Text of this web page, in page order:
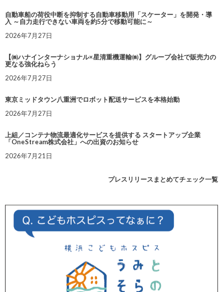
自動車船の荷役中断を抑制する自動車移動用「スケーター」を開発・導
入 ～自力走行できない車両を約5分で移動可能に～
2026年7月27日
【㈱ハナインターナショナル×星清重機運輸㈱】グループ会社で販売力の
更なる強化ねらう
2026年7月27日
東京ミッドタウン八重洲でロボット配送サービスを本格始動
2026年7月27日
上組／コンテナ物流最適化サービスを提供する スタートアップ企業
「OneStream株式会社」への出資のお知らせ
2026年7月21日
プレスリリースまとめてチェック一覧